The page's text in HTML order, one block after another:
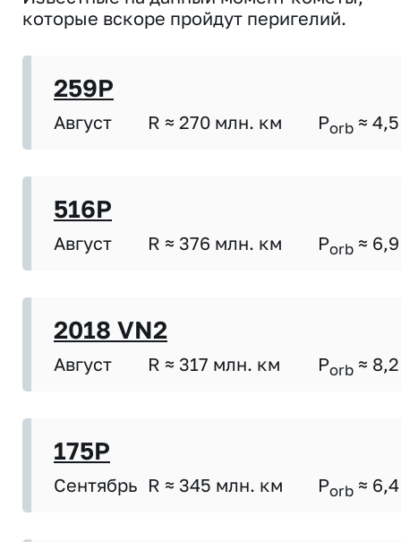
которые вскоре пройдут перигелий.
259P
Август R ≈ 270 млн. км Porb ≈ 4,5
516P
Август R ≈ 376 млн. км Porb ≈ 6,9
2018 VN2
Август R ≈ 317 млн. км Porb ≈ 8,2
175P
Сентябрь R ≈ 345 млн. км Porb ≈ 6,4